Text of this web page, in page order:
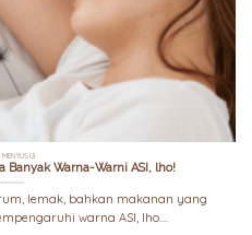
Banyak Warna-Warni ASI, lho!
lemak, bahkan makanan yang
warna ASI, lho....